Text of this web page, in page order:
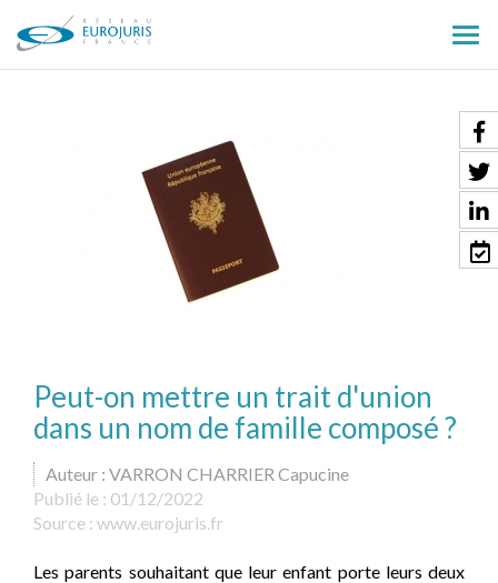
le
Peut-on mettre un trait d'union
dans un nom de famille composé ?
Auteur : VARRON CHARRIER Capucine
Publié le : 01/12/2022
Source : www.eurojuris.fr
Les parents souhaitant que leur enfant porte leurs deux